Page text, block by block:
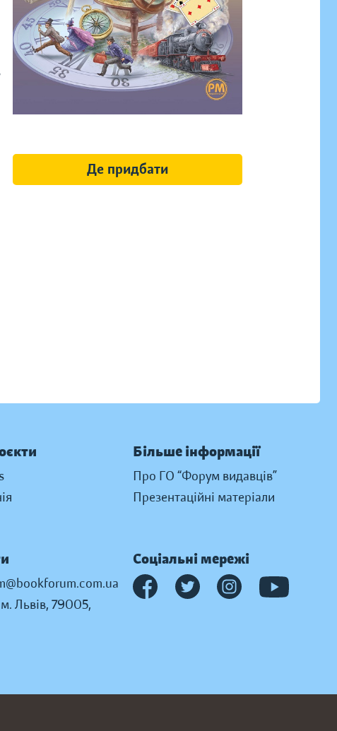
Де придбати
Більше інформації
Про ГО “Форум видавців”
Презентаційні матеріали
Львів, 79005,
Соціальні мережі